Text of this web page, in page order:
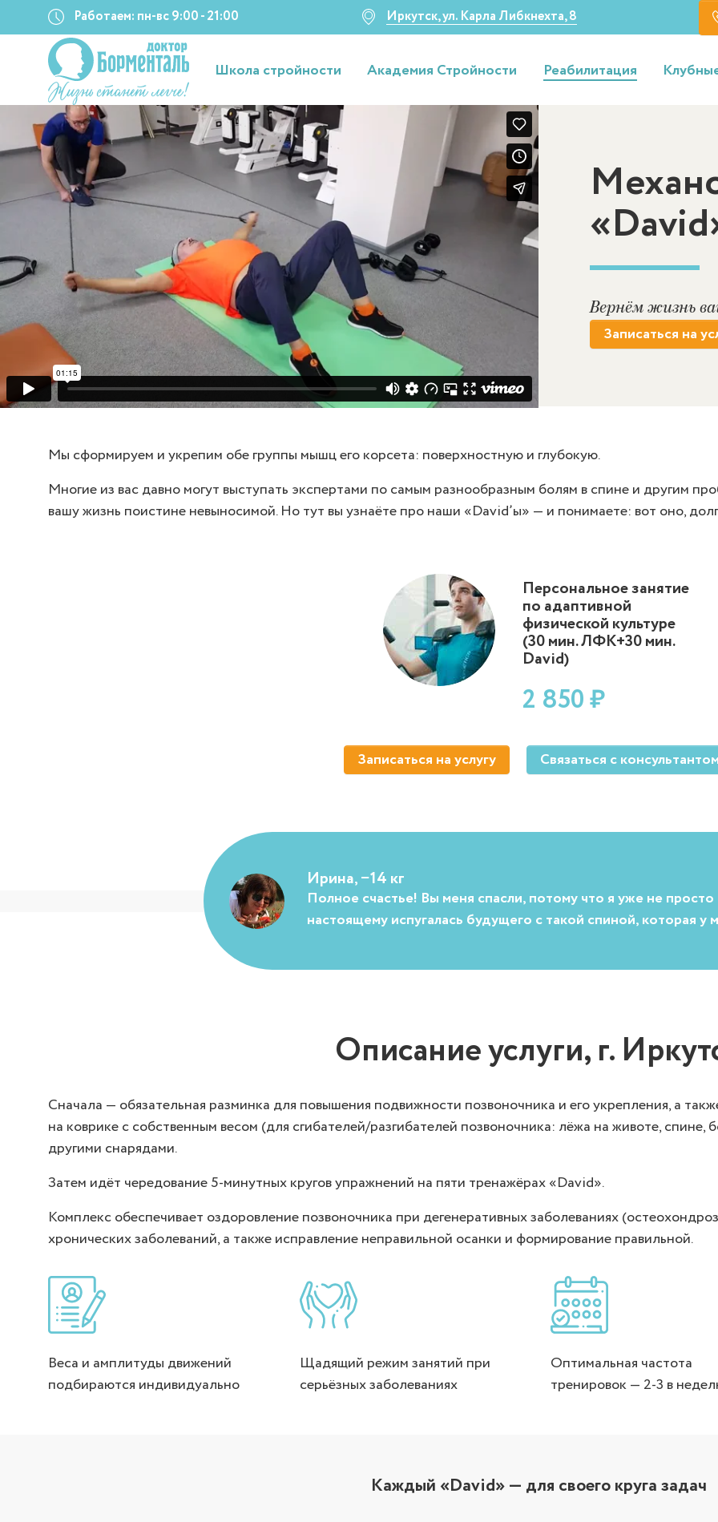
Работаем: пн-вс 9:00 - 21:00 Иркутск, ул. Карла Либкнехта, 8
Школа стройности Академия Стройности Реабилитация
Вернём жизнь
Записаться на
Мы сформируем и укрепим обе группы мышц его корсета: поверхностную и глубокую.
Многие из вас давно могут выступать экспертами по самым разнообразным болям в спине и другим
вашу жизнь поистине невыносимой. Но тут вы узнаёте про наши «David’ы» — и понимаете: вот оно,
Персональное занятие
по адаптивной
физической культуре
(30 мин. ЛФК+30 мин.
David)
2 850 ₽
Записаться на услугу Связаться с
Ирина, −14 кг
Полное счастье! Вы меня спасли, потому что я уже не просто
настоящему испугалась будущего с такой спиной, которая
Описание услуги, г.
Сначала — обязательная разминка для повышения подвижности позвоночника и его укрепления, а
на коврике с собственным весом (для сгибателей/разгибателей позвоночника: лёжа на животе, спине,
другими снарядами.
Затем идёт чередование 5-минутных кругов упражнений на пяти тренажёрах «David».
Комплекс обеспечивает оздоровление позвоночника при дегенеративных заболеваниях
хронических заболеваний, а также исправление неправильной осанки и формирование правильной.
Веса и амплитуды движений
подбираются индивидуально
Щадящий режим занятий при
серьёзных заболеваниях
Оптимальная частота
тренировок — 2-3 в
Каждый «David» — для своего круга задач